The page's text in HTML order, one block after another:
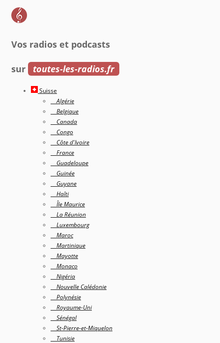
Vos radios et podcasts
sur toutes-les-radios.fr
Suisse
Algérie
Belgique
Canada
Congo
Côte d'Ivoire
France
Guadeloupe
Guinée
Guyane
Haîti
Île Maurice
La Réunion
Luxembourg
Maroc
Martinique
Mayotte
Monaco
Nigéria
Nouvelle Calédonie
Polynésie
Royaume-Uni
Sénégal
St-Pierre-et-Miquelon
Tunisie